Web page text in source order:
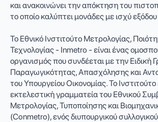
και ανακοινώνει την απόκτηση του
το οποίο καλύπτει μονάδες με ισχύ
Το Εθνικό Ινστιτούτο Μετρολογίας,
Τεχνολογίας - Inmetro - είναι ένας
οργανισμός που συνδέεται με την Ειδική
Παραγωγικότητας, Απασχόλησης και
του Υπουργείου Οικονομίας. Το
εκτελεστική γραμματεία του Εθνικού
Μετρολογίας, Τυποποίησης και
(Conmetro), ενός διυπουργικού